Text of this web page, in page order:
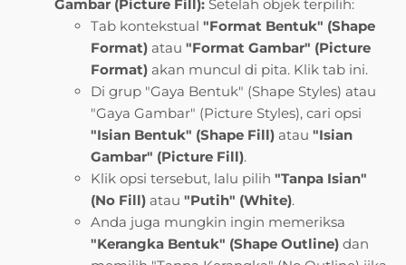
Gambar (Picture Fill): Setelah objek terpilih:
Tab kontekstual "Format Bentuk" (Shape
Format) atau "Format Gambar" (Picture
Format) akan muncul di pita. Klik tab ini.
Di grup "Gaya Bentuk" (Shape Styles) atau
"Gaya Gambar" (Picture Styles), cari opsi
"Isian Bentuk" (Shape Fill) atau "Isian
Gambar" (Picture Fill).
Klik opsi tersebut, lalu pilih "Tanpa Isian"
(No Fill) atau "Putih" (White).
Anda juga mungkin ingin memeriksa
"Kerangka Bentuk" (Shape Outline) dan